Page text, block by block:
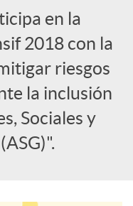
en la
2018 con la
riesgos
la inclusión
Sociales y